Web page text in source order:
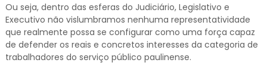
Ou seja, dentro das esferas do Judiciário, Legislativo e
Executivo não vislumbramos nenhuma representatividade
que realmente possa se configurar como uma força capaz
de defender os reais e concretos interesses da categoria de
trabalhadores do serviço público paulinense.